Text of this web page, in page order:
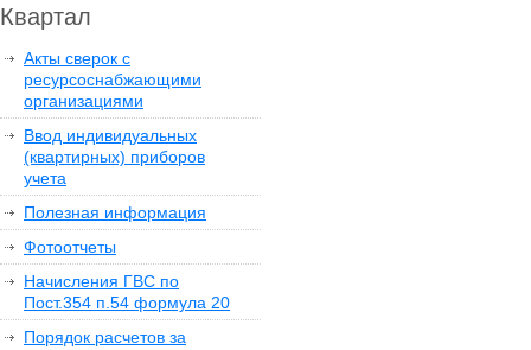
Квартал
Акты сверок с
ресурсоснабжающими
организациями
Ввод индивидуальных
(квартирных) приборов
учета
Полезная информация
Фотоотчеты
Начисления ГВС по
Пост.354 п.54 формула 20
Порядок расчетов за